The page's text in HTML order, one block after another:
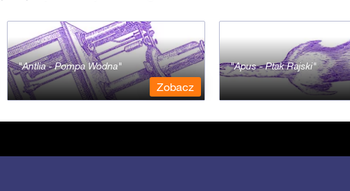
Antlia - Pompa Wodna
Zobacz
Apus - Ptak Rajski